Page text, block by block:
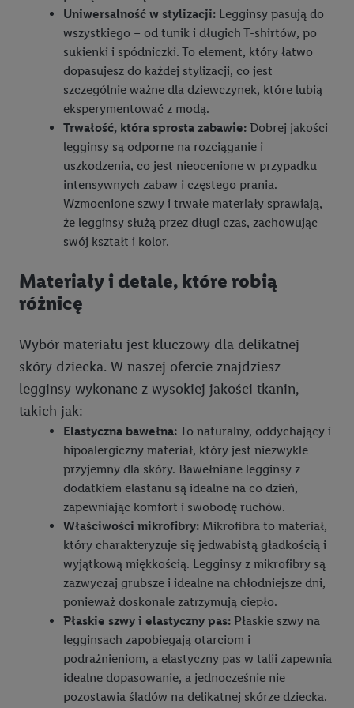
Uniwersalność w stylizacji: Legginsy pasują do
wszystkiego – od tunik i długich T-shirtów, po
sukienki i spódniczki. To element, który łatwo
dopasujesz do każdej stylizacji, co jest
szczególnie ważne dla dziewczynek, które lubią
eksperymentować z modą.
Trwałość, która sprosta zabawie: Dobrej jakości
legginsy są odporne na rozciąganie i
uszkodzenia, co jest nieocenione w przypadku
intensywnych zabaw i częstego prania.
Wzmocnione szwy i trwałe materiały sprawiają,
że legginsy służą przez długi czas, zachowując
swój kształt i kolor.
Materiały i detale, które robią
różnicę
Wybór materiału jest kluczowy dla delikatnej
skóry dziecka. W naszej ofercie znajdziesz
legginsy wykonane z wysokiej jakości tkanin,
takich jak:
Elastyczna bawełna: To naturalny, oddychający i
hipoalergiczny materiał, który jest niezwykle
przyjemny dla skóry. Bawełniane legginsy z
dodatkiem elastanu są idealne na co dzień,
zapewniając komfort i swobodę ruchów.
Właściwości mikrofibry: Mikrofibra to materiał,
który charakteryzuje się jedwabistą gładkością i
wyjątkową miękkością. Legginsy z mikrofibry są
zazwyczaj grubsze i idealne na chłodniejsze dni,
ponieważ doskonale zatrzymują ciepło.
Płaskie szwy i elastyczny pas: Płaskie szwy na
legginsach zapobiegają otarciom i
podrażnieniom, a elastyczny pas w talii zapewnia
idealne dopasowanie, a jednocześnie nie
pozostawia śladów na delikatnej skórze dziecka.